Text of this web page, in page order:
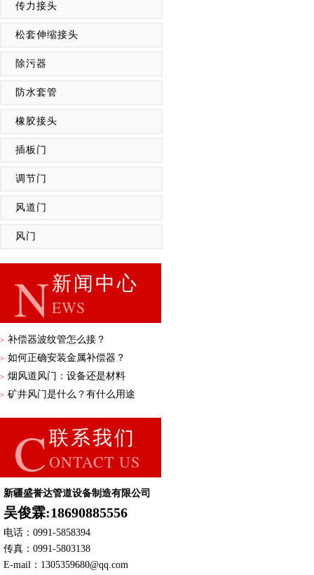
传力接头
松套伸缩接头
除污器
防水套管
橡胶接头
插板门
调节门
风道门
风门
N新闻中心
EWS
> 补偿器波纹管怎么接？
> 如何正确安装金属补偿器？
> 烟风道风门：设备还是材料
> 矿井风门是什么？有什么用途
C联系我们
ONTACT US
新疆盛誉达管道设备制造有限公司
吴俊霖:18690885556
电话：0991-5858394
传真：0991-5803138
E-mail：1305359680@qq.com